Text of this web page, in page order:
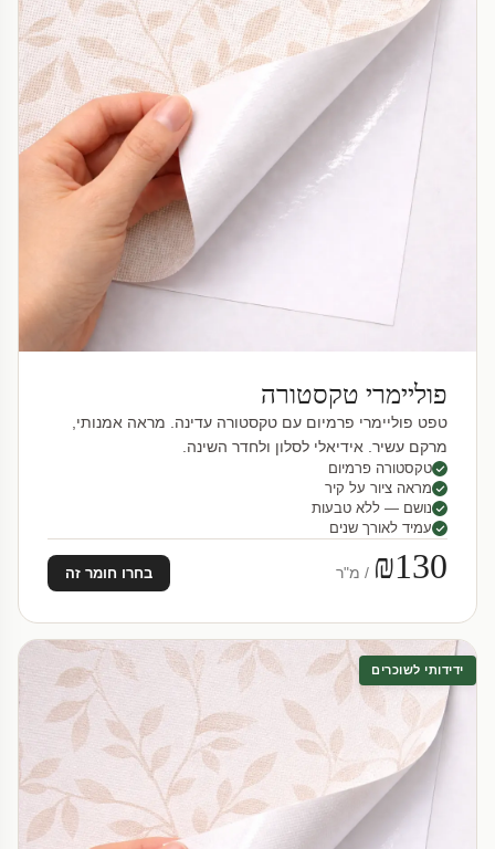
פוליימרי טקסטורה
טפט פוליימרי פרמיום עם טקסטורה עדינה. מראה אמנותי,
מרקם עשיר. אידיאלי לסלון ולחדר השינה.
טקסטורה פרמיום
מראה ציור על קיר
נושם — ללא טבעות
עמיד לאורך שנים
₪130 / מ"ר בחרו חומר זה
ידידותי לשוכרים